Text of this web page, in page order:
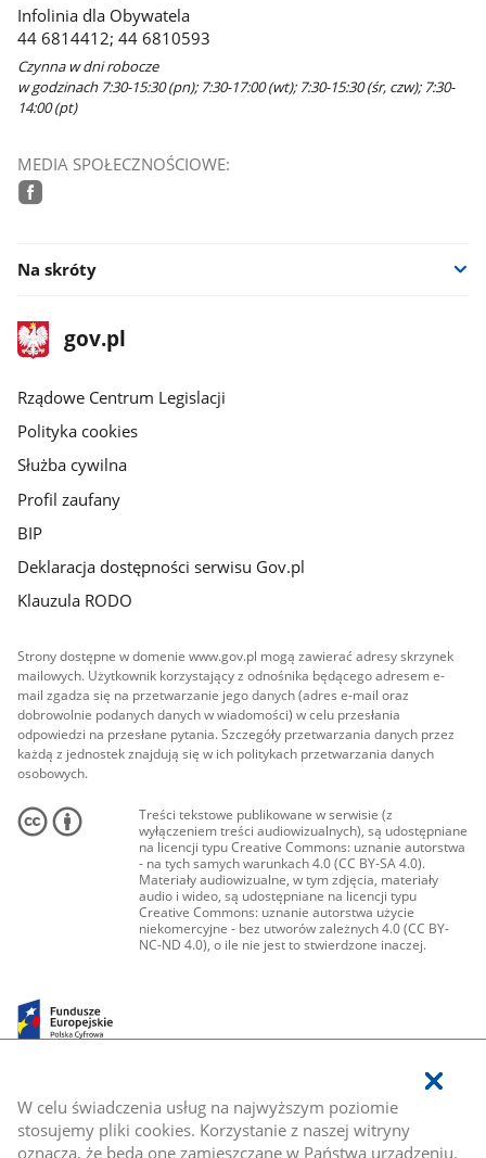
W celu świadczenia usług na najwyższym poziomie
stosujemy pliki cookies. Korzystanie z naszej witryny
oznacza, że będą one zamieszczane w Państwa urządzeniu.
Infolinia dla Obywatela
44 6814412; 44 6810593
Czynna w dni robocze
w godzinach 7:30-15:30 (pn); 7:30-17:00 (wt); 7:30-15:30 (śr, czw); 7:30-
14:00 (pt)
MEDIA SPOŁECZNOŚCIOWE:
Na skróty
stopka
gov.plStrona
gov.pl
Rządowe Centrum Legislacji
Polityka cookies
Służba cywilna
Profil zaufany
BIP
Deklaracja dostępności serwisu Gov.pl
Klauzula RODO
Strony dostępne w domenie www.gov.pl mogą zawierać adresy skrzynek
mailowych. Użytkownik korzystający z odnośnika będącego adresem e-
mail zgadza się na przetwarzanie jego danych (adres e-mail oraz
dobrowolnie podanych danych w wiadomości) w celu przesłania
odpowiedzi na przesłane pytania. Szczegóły przetwarzania danych przez
każdą z jednostek znajdują się w ich politykach przetwarzania danych
osobowych.
Treści tekstowe publikowane w serwisie (z
wyłączeniem treści audiowizualnych), są udostępniane
na licencji typu Creative Commons: uznanie autorstwa
- na tych samych warunkach 4.0 (CC BY-SA 4.0).
Materiały audiowizualne, w tym zdjęcia, materiały
audio i wideo, są udostępniane na licencji typu
Creative Commons: uznanie autorstwa użycie
niekomercyjne - bez utworów zależnych 4.0 (CC BY-
NC-ND 4.0), o ile nie jest to stwierdzone inaczej.